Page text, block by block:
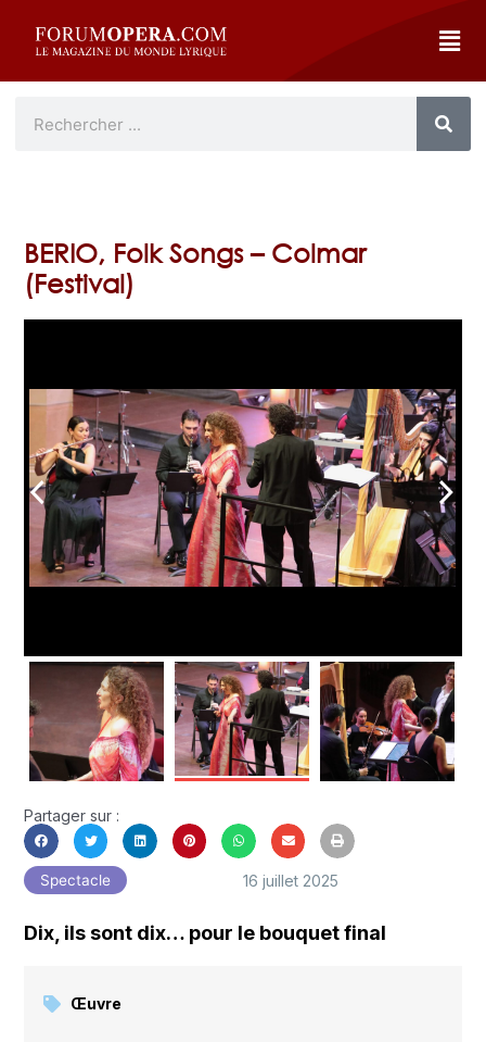
BERIO, Folk Songs – Colmar
(Festival)
arrow_back_ios arrow_forward_ios
Partager sur :
Spectacle 16 juillet 2025
Dix, ils sont dix… pour le bouquet final
Œuvre